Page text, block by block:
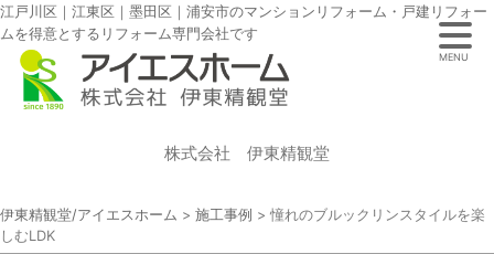
江戸川区｜江東区｜墨田区｜浦安市のマンションリフォーム・戸建リフォー
ムを得意とするリフォーム専門会社です
株式会社 伊東精観堂
伊東精観堂/アイエスホーム > 施工事例 > 憧れのブルックリンスタイルを楽
しむLDK
MENU